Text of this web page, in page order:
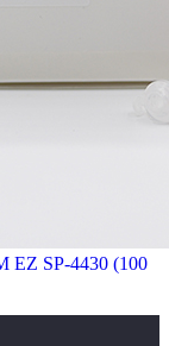
EZ SP-4430 (100